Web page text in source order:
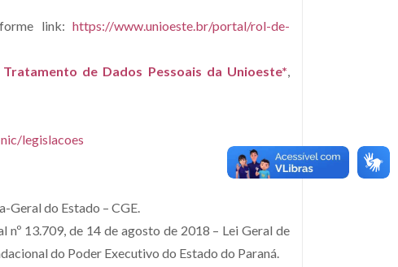
link:https://www.unioeste.br/portal/rol-de-
de Dados Pessoais da Unioeste*,
legislacoes
Geral do Estado – CGE.
nº 13.709, de 14 de agosto de 2018 – Lei Geral de
do Poder Executivo do Estado do Paraná.